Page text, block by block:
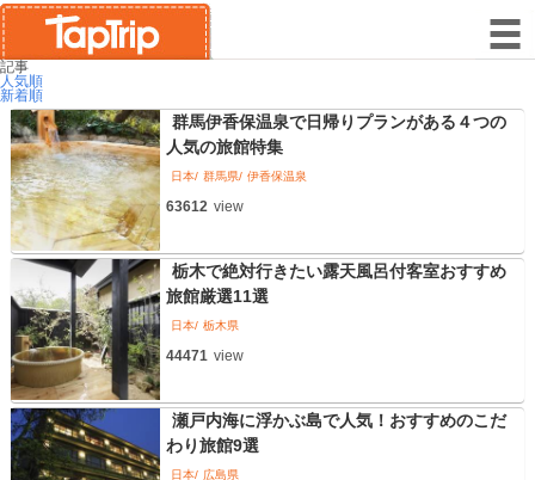
記事
人気順
新着順
群馬伊香保温泉で日帰りプランがある４つの
人気の旅館特集
日本 群馬県 伊香保温泉
63612 view
栃木で絶対行きたい露天風呂付客室おすすめ
旅館厳選11選
日本 栃木県
44471 view
瀬戸内海に浮かぶ島で人気！おすすめのこだ
わり旅館9選
日本 広島県